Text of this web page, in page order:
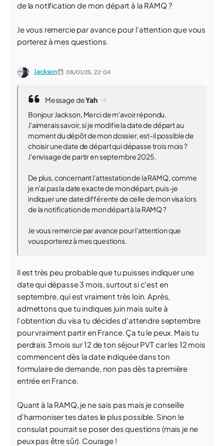
de la notification de mon départ à la RAMQ ?
Je vous remercie par avance pour l'attention que vous
porterez à mes questions.
Jackson 08/01/25,22:04
Message deYah
Bonjour Jackson, Merci de m'avoir répondu.
J'aimerais savoir, si je modifie la date de départ au
moment du dépôt de mon dossier, est-il possible de
choisir une date de départ qui dépasse trois mois ?
J'envisage de partir en septembre 2025.
De plus, concernant l'attestation de la RAMQ, comme
je n'ai pas la date exacte de mon départ, puis-je
indiquer une date différente de celle de mon visa lors
de la notification de mon départ à la RAMQ ?
Je vous remercie par avance pour l'attention que
vous porterez à mes questions.
Il est très peu probable que tu puisses indiquer une
date qui dépasse 3 mois, surtout si c'est en
septembre, qui est vraiment très loin. Après,
admettons que tu indiques juin mais suite à
l'obtention du visa tu décides d'attendre septembre
pour vraiment partir en France. Ça tu le peux. Mais tu
perdrais 3 mois sur 12 de ton séjour PVT car les 12 mois
commencent dès la date indiquée dans ton
formulaire de demande, non pas dès ta première
entrée en France.
Quant à la RAMQ, je ne sais pas mais je conseille
d'harmoniser tes dates le plus possible. Sinon le
consulat pourrait se poser des questions (mais je ne
peux pas être sûr). Courage !